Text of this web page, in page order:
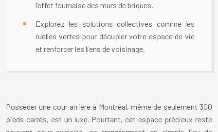
l’effet fournaise des murs de briques.
Explorez les solutions collectives comme les
ruelles vertes pour décupler votre espace de vie
et renforcer les liens de voisinage.
Posséder une cour arrière à Montréal, même de seulement 300
pieds carrés, est un luxe. Pourtant, cet espace précieux reste